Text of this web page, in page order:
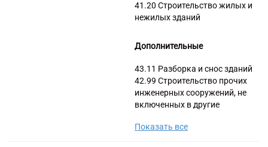
41.20 Строительство жилых и
нежилых зданий
Дополнительные
43.11 Разборка и снос зданий
42.99 Строительство прочих
инженерных сооружений, не
включенных в другие
73.11 деятельность
Показать все